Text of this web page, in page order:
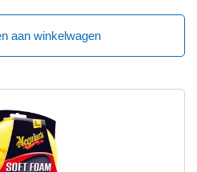
aan winkelwagen